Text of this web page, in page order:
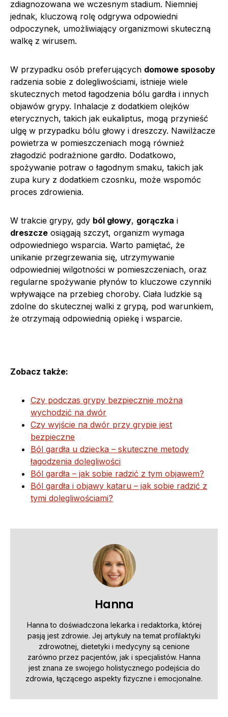
zdiagnozowana we wczesnym stadium. Niemniej
jednak, kluczową rolę odgrywa odpowiedni
odpoczynek, umożliwiający organizmowi skuteczną
walkę z wirusem.
W przypadku osób preferujących domowe sposoby
radzenia sobie z dolegliwościami, istnieje wiele
skutecznych metod łagodzenia bólu gardła i innych
objawów grypy. Inhalacje z dodatkiem olejków
eterycznych, takich jak eukaliptus, mogą przynieść
ulgę w przypadku bólu głowy i dreszczy. Nawilżacze
powietrza w pomieszczeniach mogą również
złagodzić podrażnione gardło. Dodatkowo,
spożywanie potraw o łagodnym smaku, takich jak
zupa kury z dodatkiem czosnku, może wspomóc
proces zdrowienia.
W trakcie grypy, gdy ból głowy, gorączka i
dreszcze osiągają szczyt, organizm wymaga
odpowiedniego wsparcia. Warto pamiętać, że
unikanie przegrzewania się, utrzymywanie
odpowiedniej wilgotności w pomieszczeniach, oraz
regularne spożywanie płynów to kluczowe czynniki
wpływające na przebieg choroby. Ciała ludzkie są
zdolne do skutecznej walki z grypą, pod warunkiem,
że otrzymają odpowiednią opiekę i wsparcie.
Zobacz także:
Czy podczas grypy bezpiecznie można
wychodzić na dwór
Czy wyjście na dwór przy grypie jest
bezpieczne
Ból gardła u dziecka – skuteczne metody
łagodzenia dolegliwości
Ból gardła – jak sobie radzić z tym objawem?
Ból gardła i objawy kataru – jak sobie radzić z
tymi dolegliwościami?
Hanna
Hanna to doświadczona lekarka i redaktorka, której
pasją jest zdrowie. Jej artykuły na temat profilaktyki
zdrowotnej, dietetyki i medycyny są cenione
zarówno przez pacjentów, jak i specjalistów. Hanna
jest znana ze swojego holistycznego podejścia do
zdrowia, łączącego aspekty fizyczne i emocjonalne.